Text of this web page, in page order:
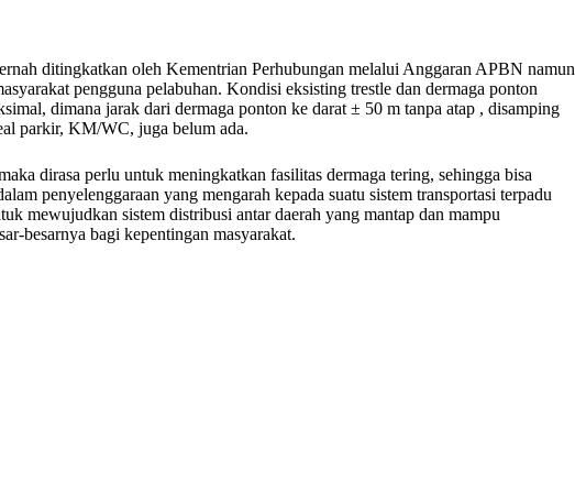
ditingkatkan oleh Kementrian Perhubungan melalui Anggaran APBN namun
pengguna pelabuhan. Kondisi eksisting trestle dan dermaga ponton
dimana jarak dari dermaga ponton ke darat ± 50 m tanpa atap , disamping
parkir, KM/WC, juga belum ada.
dirasa perlu untuk meningkatkan fasilitas dermaga tering, sehingga bisa
penyelenggaraan yang mengarah kepada suatu sistem transportasi terpadu
mewujudkan sistem distribusi antar daerah yang mantap dan mampu
besarnya bagi kepentingan masyarakat.